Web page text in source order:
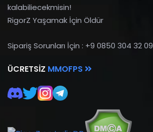
kalabiliecekmisin!
RigorZ Yaşamak İçin Öldür
Sipariş Sorunları İçin : +9 0850 304 32 09
ÜCRETSIZ MMOFPS